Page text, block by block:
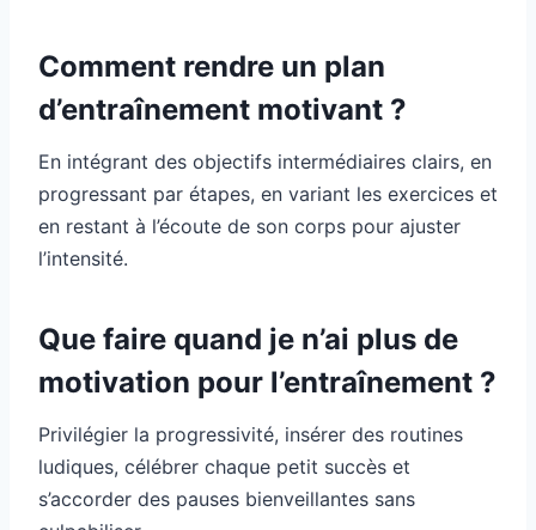
Comment rendre un plan
d’entraînement motivant ?
En intégrant des objectifs intermédiaires clairs, en
progressant par étapes, en variant les exercices et
en restant à l’écoute de son corps pour ajuster
l’intensité.
Que faire quand je n’ai plus de
motivation pour l’entraînement ?
Privilégier la progressivité, insérer des routines
ludiques, célébrer chaque petit succès et
s’accorder des pauses bienveillantes sans